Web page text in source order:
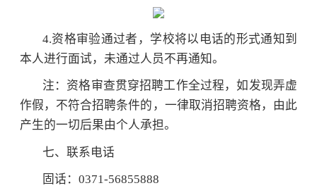
4.资格审验通过者，学校将以电话的形式通知到
本人进行面试，未通过人员不再通知。
注：资格审查贯穿招聘工作全过程，如发现弄虚
作假，不符合招聘条件的，一律取消招聘资格，由此
产生的一切后果由个人承担。
七、联系电话
固话：0371-56855888